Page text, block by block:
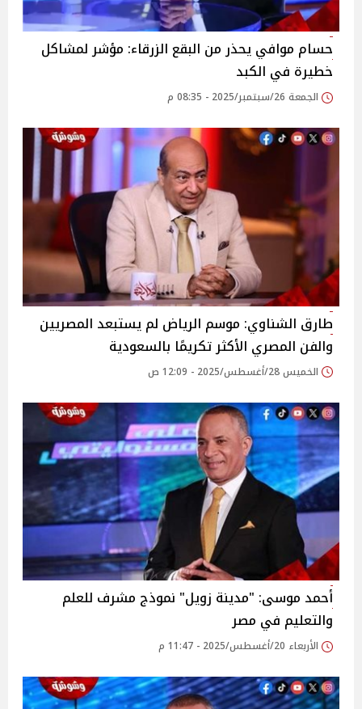
حسام موافي يحذر من البقع الزرقاء: مؤشر لمشاكل
خطيرة في الكبد
الجمعة 26/سبتمبر/2025 - 08:35 م
طارق الشناوي: موسم الرياض لم يستبعد المصريين
والفن المصري الأكثر تكريمًا بالسعودية‎
الخميس 28/أغسطس/2025 - 12:09 ص
أحمد موسى: "مدينة زويل" نموذج مشرف للعلم
والتعليم في مصر‎
الأربعاء 20/أغسطس/2025 - 11:47 م